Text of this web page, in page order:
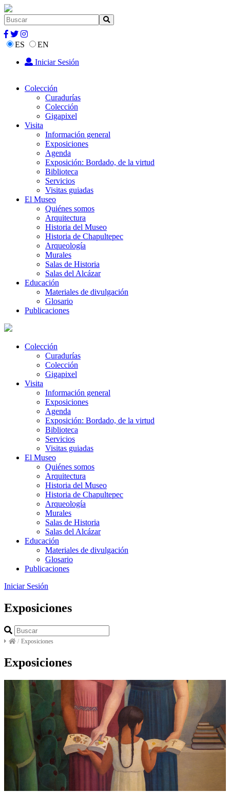
ES
EN
Iniciar Sesión
Colección
Curadurías
Colección
Gigapixel
Visita
Información general
Exposiciones
Agenda
Exposición: Bordado, de la virtud
Biblioteca
Servicios
Visitas guiadas
El Museo
Quiénes somos
Arquitectura
Historia del Museo
Historia de Chapultepec
Arqueología
Murales
Salas de Historia
Salas del Alcázar
Educación
Materiales de divulgación
Glosario
Publicaciones
Colección
Curadurías
Colección
Gigapixel
Visita
Información general
Exposiciones
Agenda
Exposición: Bordado, de la virtud
Biblioteca
Servicios
Visitas guiadas
El Museo
Quiénes somos
Arquitectura
Historia del Museo
Historia de Chapultepec
Arqueología
Murales
Salas de Historia
Salas del Alcázar
Educación
Materiales de divulgación
Glosario
Publicaciones
Iniciar Sesión
Exposiciones
/ Exposiciones
Exposiciones